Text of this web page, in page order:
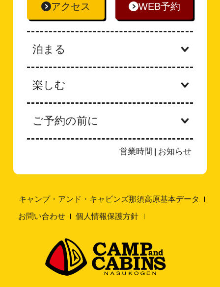
泊まる
楽しむ
ご予約の前に
アクセス WEB予約
営業時間 | お知らせ
キャンプ・アンド・キャビンズ那須高原基本データ
お問い合わせ 個人情報保護方針